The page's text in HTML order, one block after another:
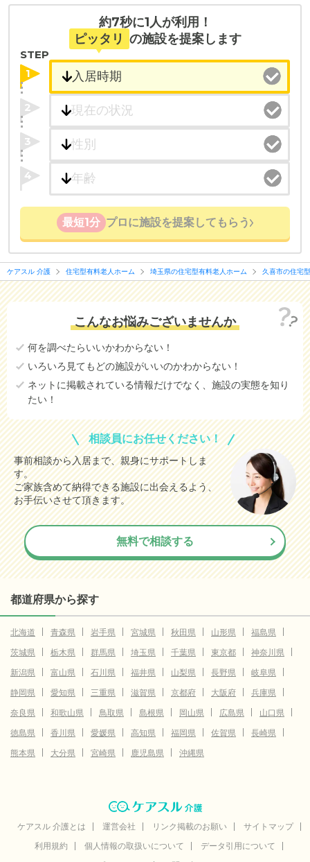
約7秒に1人が利用！
ピッタリ の施設を提案します
STEP
1
2
3
4
最短1分 プロに施設を提案してもらう
ケアスル 介護 住宅型有料老人ホーム 埼玉県の住宅型有料老人ホーム 久喜市の住宅
こんなお悩みございませんか
何を調べたらいいかわからない！
いろいろ見てもどの施設がいいのかわからない！
ネットに掲載されている情報だけでなく、施設の実態を知り
たい！
相談員にお任せください！
事前相談から入居まで、親身にサポートしま
す。
ご家族含めて納得できる施設に出会えるよう、
お手伝いさせて頂きます。
無料で相談する
都道府県から探す
北海道 青森県 岩手県 宮城県 秋田県 山形県
福島県
茨城県
栃木県 群馬県 埼玉県 千葉県 東京都
神奈川県
新潟県
富山県 石川県 福井県 山梨県 長野県
岐阜県
静岡県
愛知県 三重県 滋賀県 京都府 大阪府
兵庫県
奈良県
和歌山県 鳥取県 島根県 岡山県 広島県
山口県
徳島県
香川県 愛媛県 高知県 福岡県 佐賀県
長崎県
熊本県
大分県 宮崎県 鹿児島県 沖縄県
ケアスル 介護とは 運営会社 リンク掲載のお願い
サイトマップ
利用規約
個人情報の取扱いについて
データ引用について